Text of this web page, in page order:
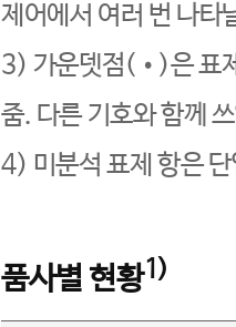
제어에서 여러 번 나타
3) 가운뎃점(•)은 표
줌. 다른 기호와 함께
4) 미분석 표제 항은
품사별 현황1)